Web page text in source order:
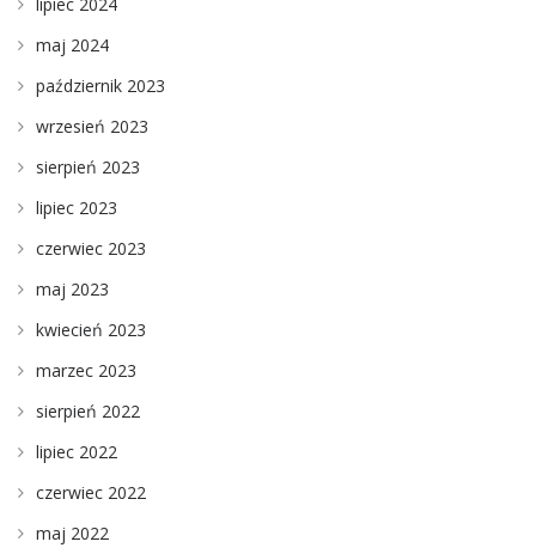
maj 2024
październik 2023
wrzesień 2023
sierpień 2023
lipiec 2023
czerwiec 2023
maj 2023
kwiecień 2023
marzec 2023
sierpień 2022
lipiec 2022
czerwiec 2022
maj 2022